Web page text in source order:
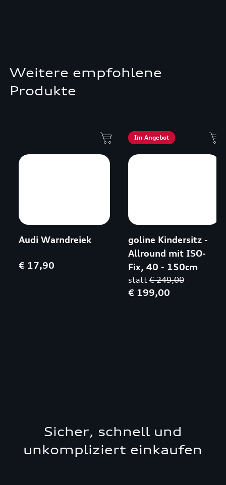
Weitere empfohlene
Produkte
Audi Warndreiek
€ 17,90
Im Angebot
goline Kindersitz -
Allround mit ISO-
Fix, 40 - 150cm
statt€ 249,00
€ 199,00
Sicher, schnell und
unkompliziert einkaufen